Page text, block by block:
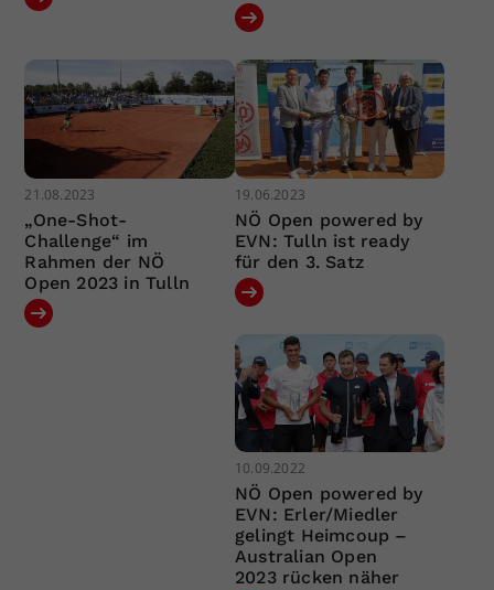
21.08.2023
„One-Shot-
Challenge“ im
Rahmen der NÖ
Open 2023 in Tulln
19.06.2023
NÖ Open powered by
EVN: Tulln ist ready
für den 3. Satz
10.09.2022
NÖ Open powered by
EVN: Erler/Miedler
gelingt Heimcoup –
Australian Open
2023 rücken näher